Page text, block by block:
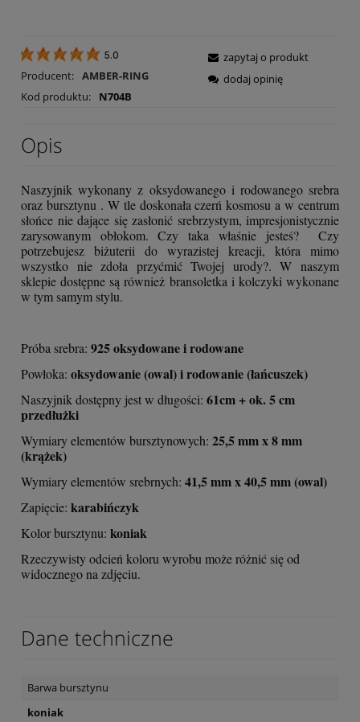
5.0
Producent: AMBER-RING
Kod produktu:
N704B
zapytaj o produkt
dodaj opinię
Opis
Naszyjnik wykonany z oksydowanego i rodowanego srebra
oraz bursztynu . W tle doskonała czerń kosmosu a w centrum
słońce nie dające się zasłonić srebrzystym, impresjonistycznie
zarysowanym obłokom. Czy taka właśnie jesteś? Czy
potrzebujesz biżuterii do wyrazistej kreacji, która mimo
wszystko nie zdoła przyćmić Twojej urody?. W naszym
sklepie dostępne są również bransoletka i kolczyki wykonane
w tym samym stylu.
Próba srebra: 925 oksydowane i rodowane
Powłoka: oksydowanie (owal) i rodowanie (łańcuszek)
Naszyjnik dostępny jest w długości: 61cm + ok. 5 cm
przedłużki
Wymiary elementów bursztynowych: 25,5 mm x 8 mm
(krążek)
Wymiary elementów srebrnych: 41,5 mm x 40,5 mm (owal)
Zapięcie: karabińczyk
Kolor bursztynu: koniak
Rzeczywisty odcień koloru wyrobu może różnić się od
widocznego na zdjęciu.
Dane techniczne
Barwa bursztynu
koniak